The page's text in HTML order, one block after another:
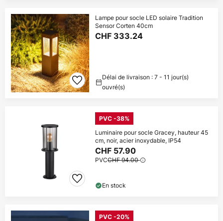
Lampe pour socle LED solaire Tradition
Sensor Corten 40cm
CHF 333.24
Délai de livraison : 7 - 11 jour(s)
ouvré(s)
PVC -38%
Luminaire pour socle Gracey, hauteur 45
cm, noir, acier inoxydable, IP54
CHF 57.90
PVCCHF 94.00
En stock
PVC -20%